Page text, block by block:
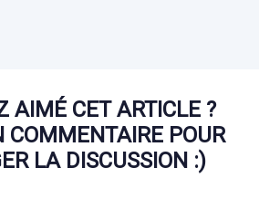
AIMÉ CET ARTICLE ?
COMMENTAIRE POUR
LA DISCUSSION :)